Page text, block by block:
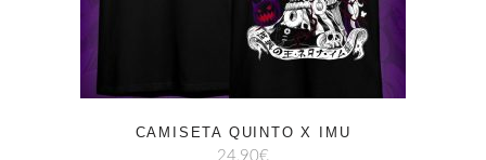
CAMISETA QUINTO X IMU
24,90€